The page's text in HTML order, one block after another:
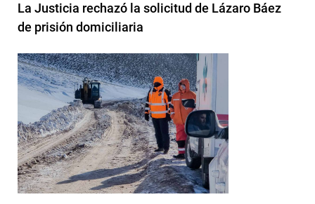
La Justicia rechazó la solicitud de Lázaro Báez
de prisión domiciliaria